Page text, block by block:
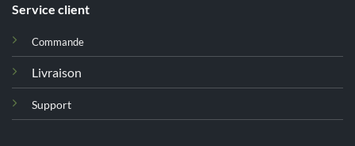
Service client
Commande
Livraison
Support